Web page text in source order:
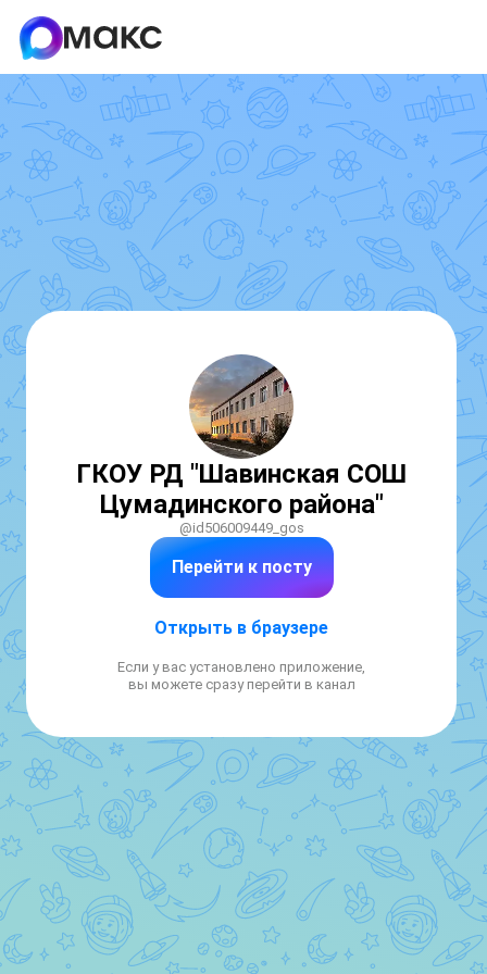
ГКОУ РД "Шавинская СОШ
Цумадинского района"
@id506009449_gos
Перейти к посту
Открыть в браузере
Если у вас установлено приложение,
вы можете сразу перейти в канал